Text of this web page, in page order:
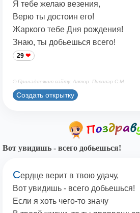
Я тебе желаю везения,
Верю ты достоин его!
Жаркого тебе Дня рождения!
Знаю, ты добьешься всего!
29
© Принадлежит сайту. Автор: Пивовар С.М.
Создать открытку
Вот увидишь - всего добьешься!
Сердце верит в твою удачу,
Вот увидишь - всего добьешься!
Если я хоть чего-то значу